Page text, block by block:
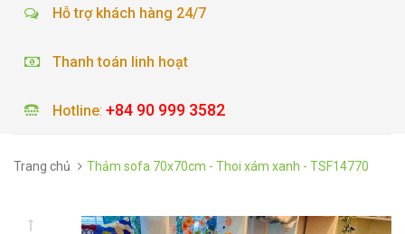
Hỗ trợ khách hàng 24/7
Thanh toán linh hoạt
Hotline: +84 90 999 3582
Trang chủ Thảm sofa 70x70cm - Thoi xám xanh - TSF14770